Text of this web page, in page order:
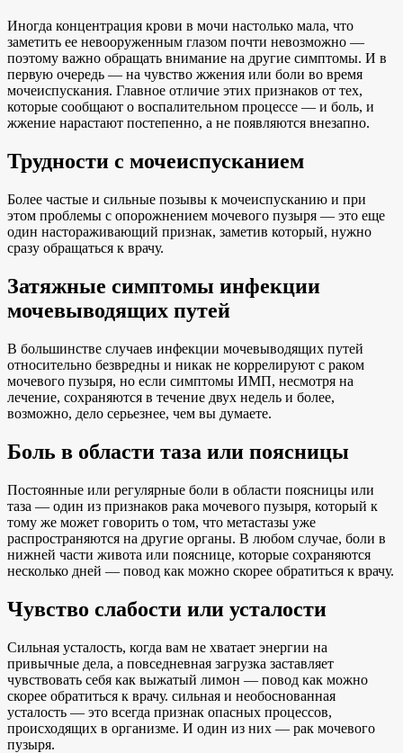
Иногда концентрация крови в мочи настолько мала, что
заметить ее невооруженным глазом почти невозможно —
поэтому важно обращать внимание на другие симптомы. И в
первую очередь — на чувство жжения или боли во время
мочеиспускания. Главное отличие этих признаков от тех,
которые сообщают о воспалительном процессе — и боль, и
жжение нарастают постепенно, а не появляются внезапно.
Трудности с мочеиспусканием
Более частые и сильные позывы к мочеиспусканию и при
этом проблемы с опорожнением мочевого пузыря — это еще
один настораживающий признак, заметив который, нужно
сразу обращаться к врачу.
Затяжные симптомы инфекции
мочевыводящих путей
В большинстве случаев инфекции мочевыводящих путей
относительно безвредны и никак не коррелируют с раком
мочевого пузыря, но если симптомы ИМП, несмотря на
лечение, сохраняются в течение двух недель и более,
возможно, дело серьезнее, чем вы думаете.
Боль в области таза или поясницы
Постоянные или регулярные боли в области поясницы или
таза — один из признаков рака мочевого пузыря, который к
тому же может говорить о том, что метастазы уже
распространяются на другие органы. В любом случае, боли в
нижней части живота или пояснице, которые сохраняются
несколько дней — повод как можно скорее обратиться к врачу.
Чувство слабости или усталости
Сильная усталость, когда вам не хватает энергии на
привычные дела, а повседневная загрузка заставляет
чувствовать себя как выжатый лимон — повод как можно
скорее обратиться к врачу. сильная и необоснованная
усталость — это всегда признак опасных процессов,
происходящих в организме. И один из них — рак мочевого
пузыря.